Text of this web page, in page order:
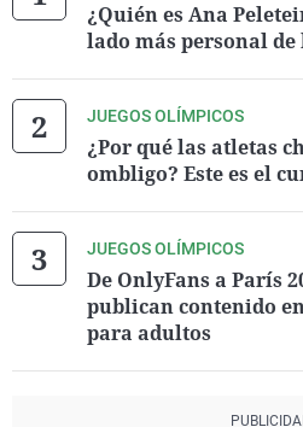
¿Quién es Ana
lado más personal
JUEGOS OLÍMPICOS
¿Por qué las atletas
ombligo? Este es el
JUEGOS OLÍMPICOS
De OnlyFans a París
publican contenido
para adultos